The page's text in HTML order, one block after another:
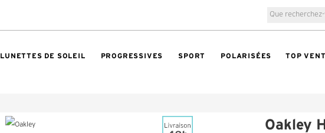
LUNETTES DE SOLEIL PROGRESSIVES SPORT POLARISÉES TOP
Oakley